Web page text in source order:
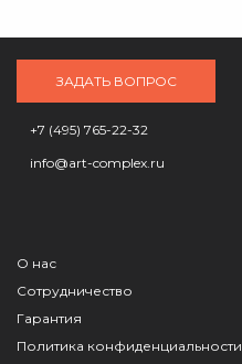
ЗАДАТЬ ВОПРОС
+7 (495) 765-22-32
info@art-complex.ru
О нас
Сотрудничество
Гарантия
Политика конфиденциальности